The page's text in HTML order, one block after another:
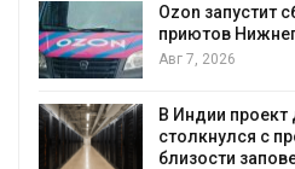
Ozon запустит
приютов
Авг 7, 2026
В Индии проект
столкнулся с
близости